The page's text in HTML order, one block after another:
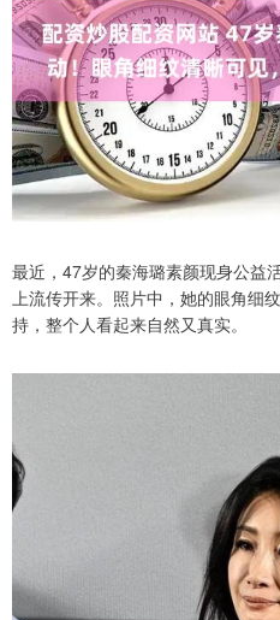
最近，47岁的秦海璐素颜现身公益
上流传开来。照片中，她的眼角细
持，整个人看起来自然又真实。